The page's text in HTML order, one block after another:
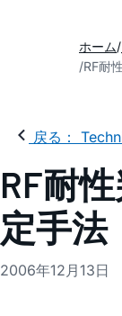
ホーム
RF耐
戻る：
RF耐
定手法
2006年12月13日